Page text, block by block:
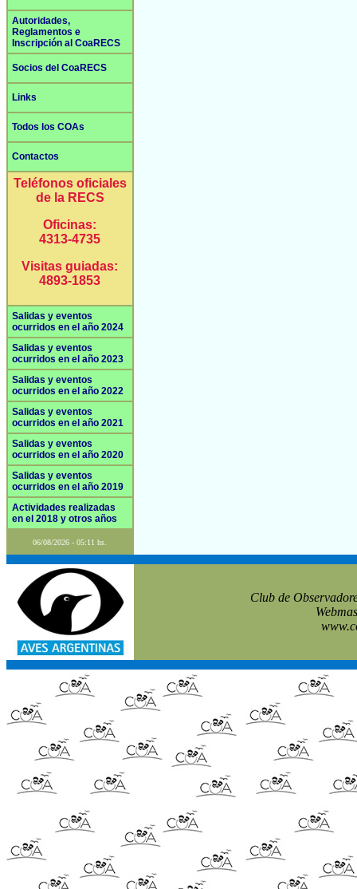
Autoridades,
Reglamentos e
Inscripción al CoaRECS
Socios del CoaRECS
Links
Todos los COAs
Contactos
Teléfonos oficiales
de la RECS
Oficinas:
4313-4735
Visitas guiadas:
4893-1853
Salidas y eventos
ocurridos en el año 2024
Salidas y eventos
ocurridos en el año 2023
Salidas y eventos
ocurridos en el año 2022
Salidas y eventos
ocurridos en el año 2021
Salidas y eventos
ocurridos en el año 2020
Salidas y eventos
ocurridos en el año 2019
Actividades realizadas
en el 2018 y otros años
06/08/2026 - 05:11 hs.
Club de